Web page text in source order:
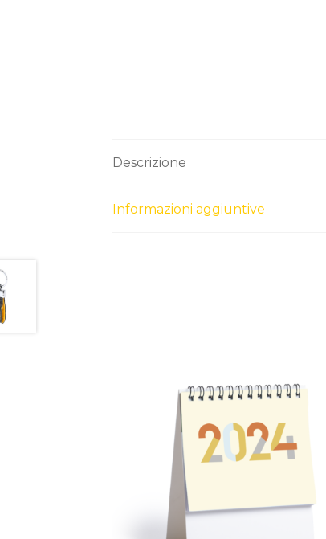
Descrizione
Informazioni aggiuntive